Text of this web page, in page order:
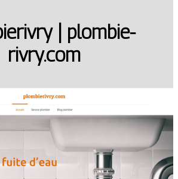
| plom­bie­
rivry.com